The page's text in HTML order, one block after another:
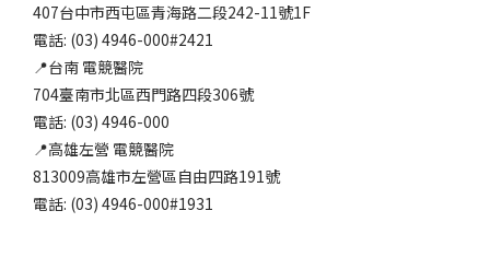
407台中市西屯區青海路二段242-11號1F
電話: (03) 4946-000#2421
📍台南 電競醫院
704臺南市北區西門路四段306號
電話: (03) 4946-000
📍高雄左營 電競醫院
813009高雄市左營區自由四路191號
電話: (03) 4946-000#1931